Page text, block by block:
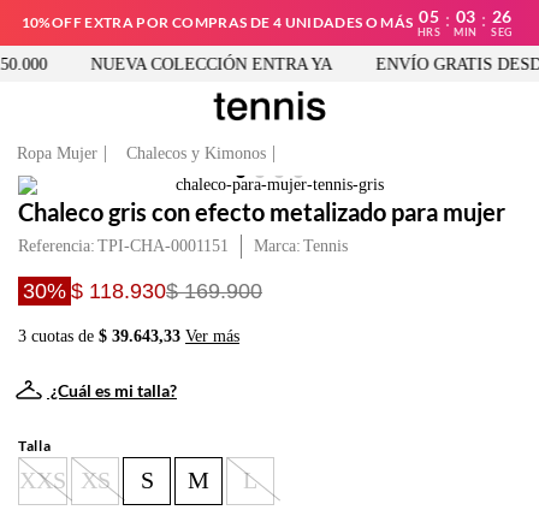
10%OFF EXTRA POR COMPRAS DE 4 UNIDADES O MÁS 05
HRS
: 03
MIN
: 26
SEG
NUEVA COLECCIÓN ENTRA YA ENVÍO GRATIS
Ropa Mujer Chalecos y Kimonos
Chaleco gris con efecto metalizado para mujer
Referencia: TPI-CHA-0001151 Tennis
30% $ 118.930$ 169.900
3 cuotas de $ 39.643,33 Ver más
¿Cuál es mi talla?
Talla
XXS XS S M L